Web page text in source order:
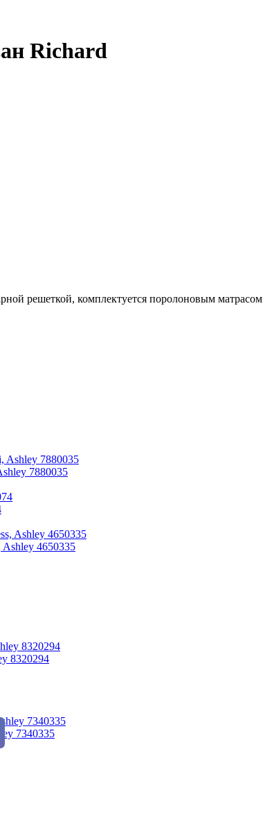
Richard
решеткой, комплектуется поролоновым матрасом
7880035
Ashley 4650335
8320294
7340335